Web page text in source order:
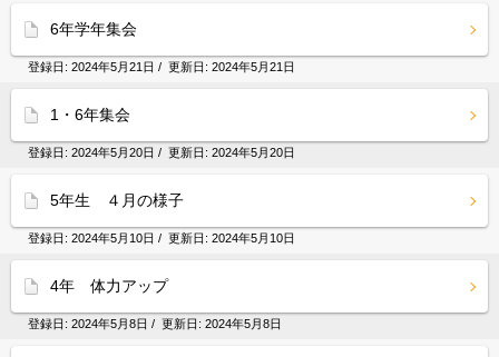
6年学年集会
登録日: 2024年5月21日 / 更新日: 2024年5月21日
1・6年集会
登録日: 2024年5月20日 / 更新日: 2024年5月20日
5年生 ４月の様子
登録日: 2024年5月10日 / 更新日: 2024年5月10日
4年 体力アップ
登録日: 2024年5月8日 / 更新日: 2024年5月8日